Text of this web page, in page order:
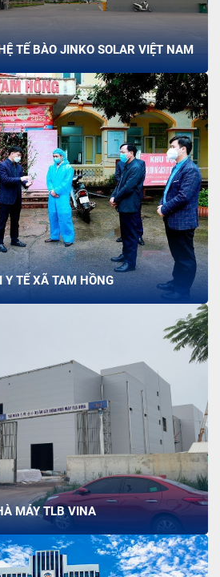
TẾ BÀO JINKO SOLAR VIỆT NAM
Y TẾ XÃ TAM HỒNG
MÁY TLB VINA